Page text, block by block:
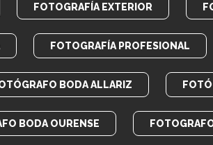
FOTOGRAFÍA EXTERIOR
FOTOGRAFÍA PROFESIONAL
BODA ALLARIZ
BODA OURENSE